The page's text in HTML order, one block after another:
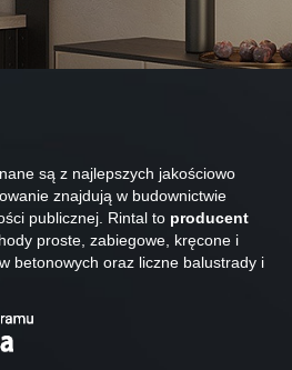
są z najlepszych jakościowo
znajdują w budownictwie
publicznej. Rintal to producent
proste, zabiegowe, kręcone i
betonowych oraz liczne balustrady i